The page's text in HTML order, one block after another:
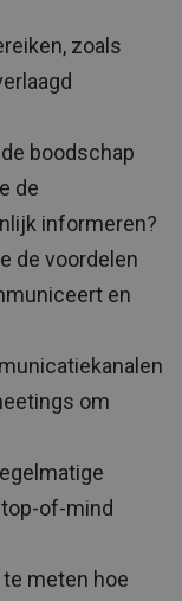
zoals
boodschap
de
informeren?
de voordelen
en
om
of-mind
te meten hoe